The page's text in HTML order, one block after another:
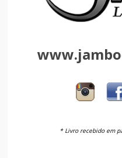
* Livro recebido em